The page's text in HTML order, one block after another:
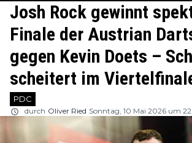
Josh Rock gewinnt
Finale der Austrian
gegen Kevin Doets –
scheitert im
PDC
durch Oliver Ried Sonntag, 10 Mai 2026 um